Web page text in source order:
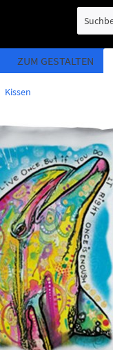
ZUM GESTALTEN
Kissen